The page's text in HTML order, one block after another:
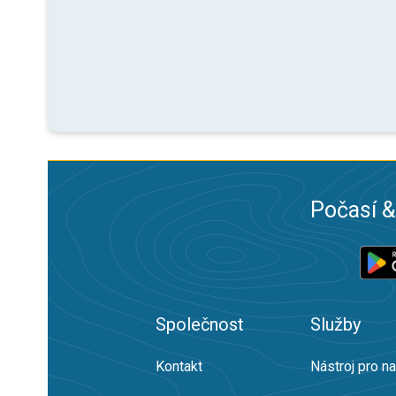
Počasí
Společnost
Kontakt
Služby
Nástroj pro